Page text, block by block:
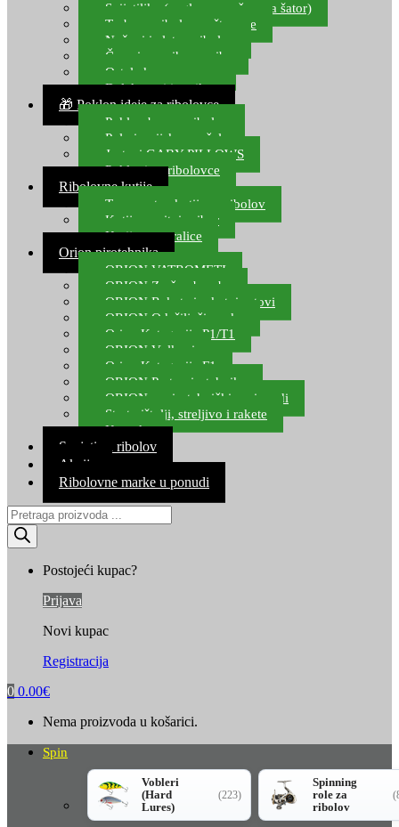
Svijetiljke (naglavne, ručne, za šator)
Torbe za ribolovne štapove
Noževi i alat za ribolov
Čamci za prihranu ribe
Ostala kamp oprema
Dalekozori i optika
🎁 Poklon ideje za ribolovce
Poklon bon za ribolov
Polarizacijske naočale
Jastuci GABY PILLOWS
Pokloni za ribolovce
Ribolovne kutije
Transportne kutije za ribolov
Kutije za sitni pribor
Kutije za varalice
Orion pirotehnika
ORION VATROMETI
ORION Zračne bombe
ORION Rakete i raketni setovi
ORION Odašiljači zvuka
Orion Kategorija P1/T1
ORION Vulkani
Orion Kategorija F1
ORION Party pirotehnika
ORION nepirotehnički proizvodi
Start pištolji, streljivo i rakete
Kontakt
Savjeti za ribolov
Akcija
Ribolovne marke u ponudi
Products
search
Postojeći kupac?
Prijava
Novi kupac
Registracija
0 0.00€
Nema proizvoda u košarici.
Spin
Vobleri
(Hard
Lures)
(223)
Spinning
role za
ribolov